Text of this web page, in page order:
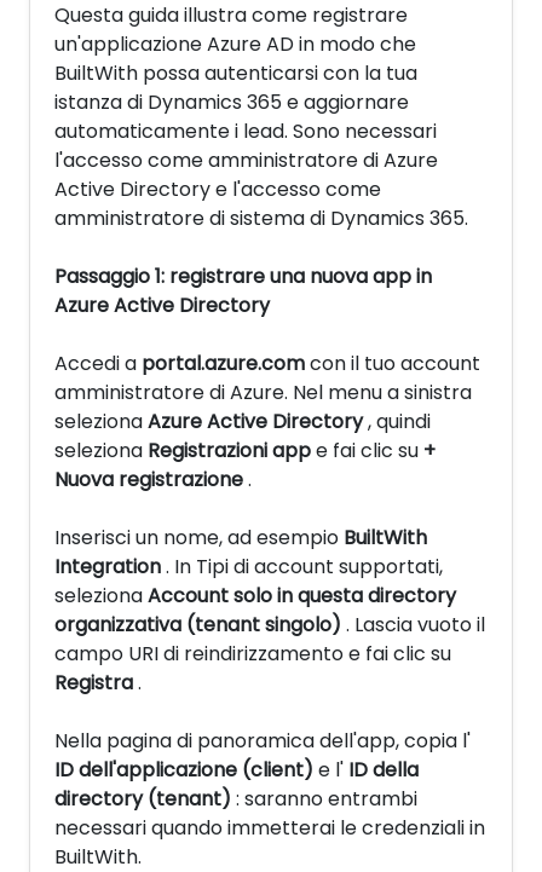
Questa guida illustra come registrare
un'applicazione Azure AD in modo che
BuiltWith possa autenticarsi con la tua
istanza di Dynamics 365 e aggiornare
automaticamente i lead. Sono necessari
l'accesso come amministratore di Azure
Active Directory e l'accesso come
amministratore di sistema di Dynamics 365.
Passaggio 1: registrare una nuova app in
Azure Active Directory
Accedi a portal.azure.comcon il tuo account
amministratore di Azure. Nel menu a sinistra
selezionaAzure Active Directory, quindi
seleziona Registrazioni appe fai clic su +
Nuova registrazione.
Inserisci un nome, ad esempio BuiltWith
Integration. In Tipi di account supportati,
selezionaAccount solo in questa directory
organizzativa (tenant singolo) . Lascia vuoto il
campo URI di reindirizzamento e fai clic su
Registra.
Nella pagina di panoramica dell'app, copia l'
ID dell'applicazione (client) e l' ID della
directory (tenant) : saranno entrambi
necessari quando immetterai le credenziali in
BuiltWith.